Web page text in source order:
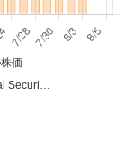
株価
Barclays Capital Securities Ltd